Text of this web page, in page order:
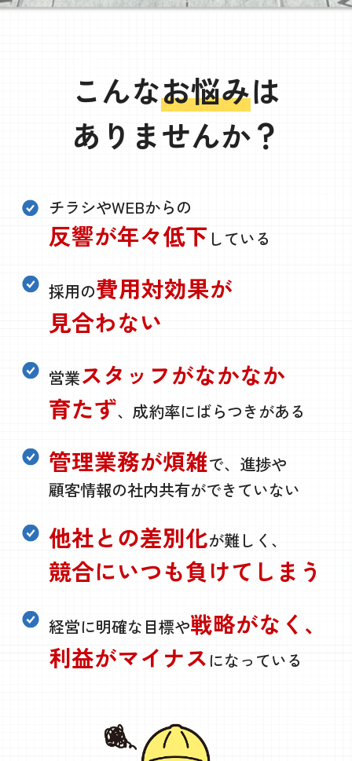
こんなお悩みは
ありませんか？
チラシやWEBからの
反響が年々低下 している
採用の費用対効果が
見合わない
営業スタッフがなかなか
育たず、成約率にばらつきがある
管理業務が煩雑で、進捗や
顧客情報の社内共有ができていない
他社との差別化が難しく、
競合にいつも負けてしまう
経営に明確な目標や戦略がなく、
利益がマイナスになっている